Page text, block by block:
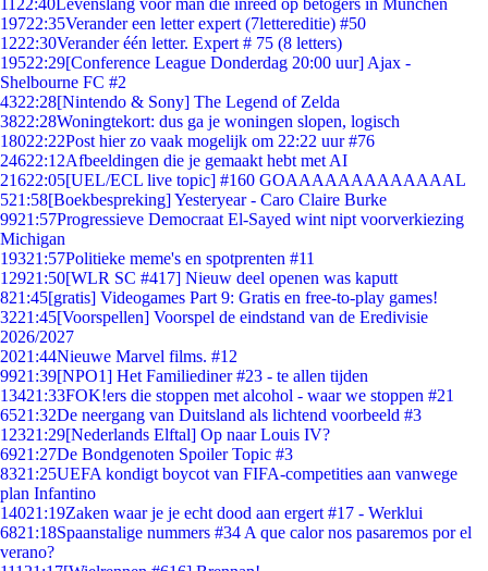
11 22:40Levenslang voor man die inreed op betogers in München
19722:35Verander een letter expert (7lettereditie) #50
1222:30Verander één letter. Expert # 75 (8 letters)
19522:29[Conference League Donderdag 20:00 uur] Ajax -
Shelbourne FC #2
4322:28[Nintendo & Sony] The Legend of Zelda
3822:28Woningtekort: dus ga je woningen slopen, logisch
18022:22Post hier zo vaak mogelijk om 22:22 uur #76
24622:12Afbeeldingen die je gemaakt hebt met AI
21622:05[UEL/ECL live topic] #160 GOAAAAAAAAAAAAAL
521:58[Boekbespreking] Yesteryear - Caro Claire Burke
9921:57Progressieve Democraat El-Sayed wint nipt voorverkiezing
Michigan
19321:57Politieke meme's en spotprenten #11
12921:50[WLR SC #417] Nieuw deel openen was kaputt
821:45[gratis] Videogames Part 9: Gratis en free-to-play games!
3221:45[Voorspellen] Voorspel de eindstand van de Eredivisie
2026/2027
2021:44Nieuwe Marvel films. #12
9921:39[NPO1] Het Familiediner #23 - te allen tijden
13421:33FOK!ers die stoppen met alcohol - waar we stoppen #21
6521:32De neergang van Duitsland als lichtend voorbeeld #3
12321:29[Nederlands Elftal] Op naar Louis IV?
6921:27De Bondgenoten Spoiler Topic #3
8321:25UEFA kondigt boycot van FIFA-competities aan vanwege
plan Infantino
14021:19Zaken waar je je echt dood aan ergert #17 - Werklui
6821:18Spaanstalige nummers #34 A que calor nos pasaremos por el
verano?